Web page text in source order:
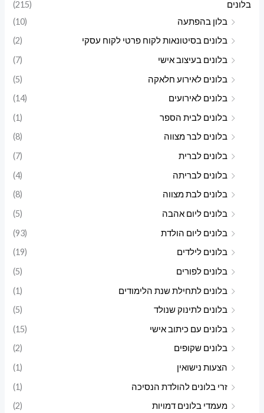
י
מ
ל
י
י
מ
ל
י
בלונים
(215)
בלון בהפתעה
(10)
בלונים בסיטונאות לקוח פרטי לקוח עסקי
(2)
בלונים בעיצוב אישי
(7)
בלונים לאירוע חלאקה
(5)
בלונים לאירועים
(14)
בלונים לבית הספר
(1)
בלונים לבר מצווה
(8)
בלונים לברית
(7)
בלונים לבריתה
(4)
בלונים לבת מצווה
(8)
בלונים ליום אהבה
(5)
בלונים ליום הולדת
(93)
בלונים לילדים
(19)
בלונים לפורים
(5)
בלונים לתחילת שנת הלימודים
(1)
בלונים לתינוק שנולד
(5)
בלונים עם כיתוב אישי
(15)
בלונים שקופים
(2)
הצעות נישואין
(1)
זרי בלונים להולדת הנסיכה
(1)
מעמדי בלונים דמויות
(2)